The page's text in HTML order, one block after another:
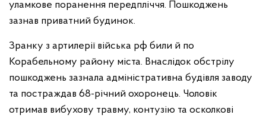
уламкове поранення передпліччя. Пошкоджень
зазнав приватний будинок.
Зранку з артилерії війська рф били й по
Корабельному району міста. Внаслідок обстрілу
пошкоджень зазнала адміністративна будівля заводу
та постраждав 68-річний охоронець. Чоловік
отримав вибухову травму, контузію та осколкові